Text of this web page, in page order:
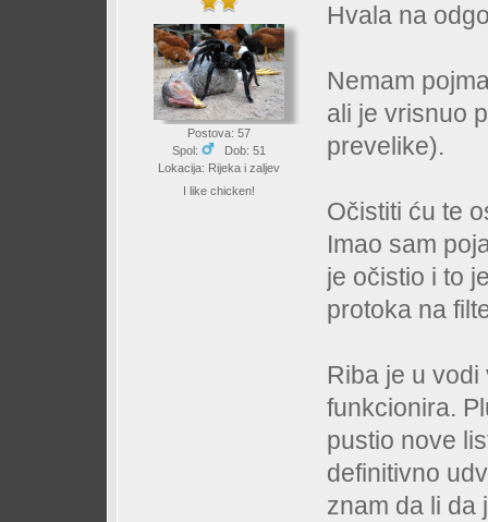
Postova: 57
Spol:
Dob: 51
Lokacija: Rijeka i zaljev
I like chicken!
Hvala na
Nemam
ali je vrisnuo
prevelike).
Očistiti ću te
Imao sam
je očistio i to
protoka na
Riba je u
funkcionira.
pustio nove
definitivno
znam da li da